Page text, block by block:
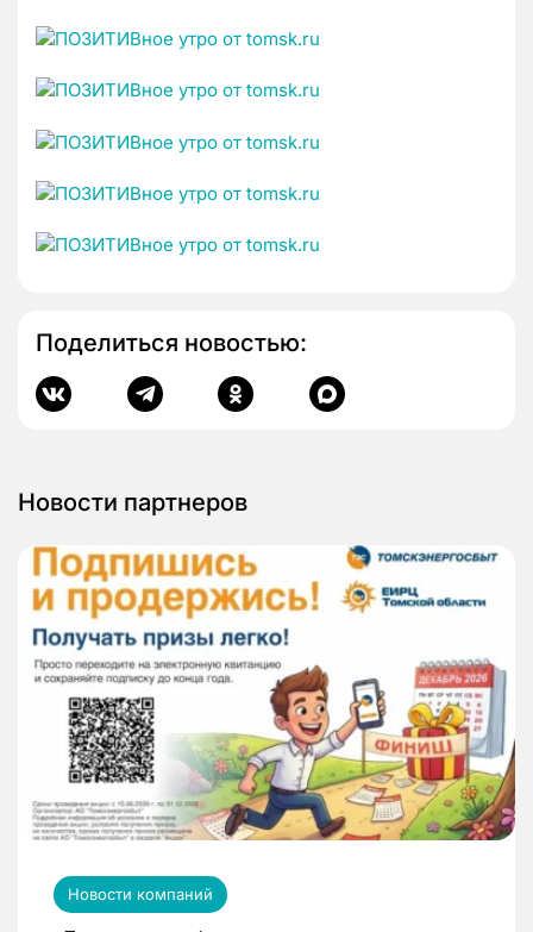
Поделиться новостью:
Новости партнеров
Новости компаний